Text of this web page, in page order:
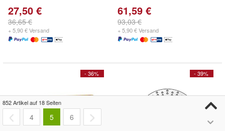
27,50 €
36,65 €
+ 5,90 € Versand
61,59 €
93,03 €
+ 5,90 € Versand
- 36% - 39%
852 Artikel auf 18 Seiten
4 5 6